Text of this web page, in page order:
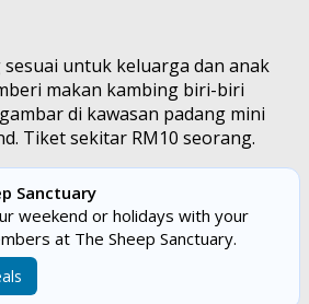
untuk keluarga dan anak
makan kambing biri-biri
di kawasan padang mini
Tiket sekitar RM10 seorang.
Sanctuary
weekend or holidays with your
at The Sheep Sanctuary.